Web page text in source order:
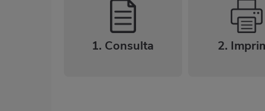
1. Consulta 2.